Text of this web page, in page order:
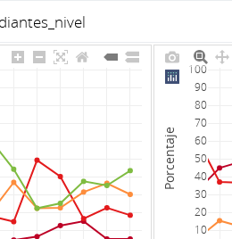
10
20
30
40
50
60
70
80
90
100
Porcentaje